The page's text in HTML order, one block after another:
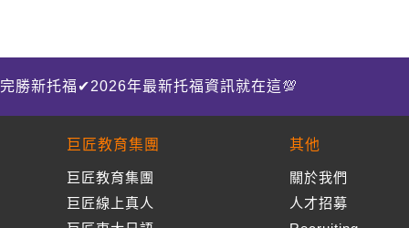
完勝新托福✔2026年最新托福資訊就在這💯
巨匠教育集團
巨匠教育集團
巨匠線上真人
其他
關於我們
人才招募